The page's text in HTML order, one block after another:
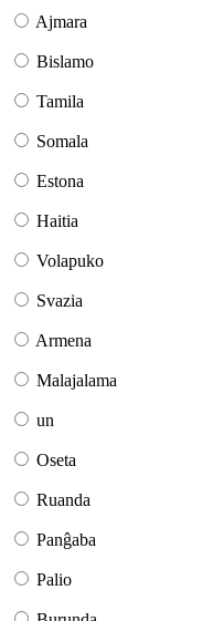
Ajmara
Bislamo
Tamila
Somala
Estona
Haitia
Volapuko
Svazia
Armena
Malajalama
un
Oseta
Ruanda
Panĝaba
Palio